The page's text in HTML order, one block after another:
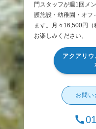
門スタッフが週1回メ
護施設・幼稚園・オフ
ます。月々16,500円
お楽しみください。
アクアリ
お問い